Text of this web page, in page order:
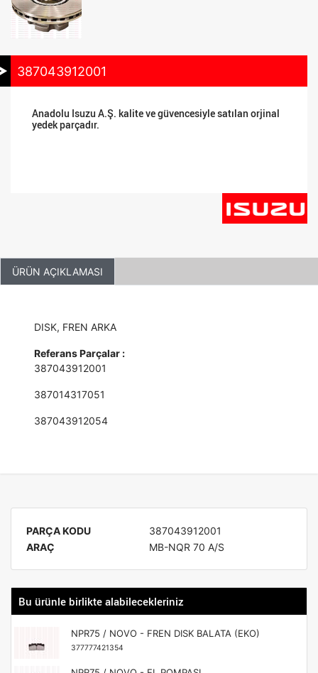
387043912001
Anadolu Isuzu A.Ş. kalite ve güvencesiyle satılan orjinal
yedek parçadır.
ÜRÜN AÇIKLAMASI
DISK, FREN ARKA
Referans Parçalar :
387043912001
387014317051
387043912054
PARÇA KODU
387043912001
ARAÇ
MB-NQR 70 A/S
Bu ürünle birlikte alabilecekleriniz
NPR75 / NOVO - FREN DISK BALATA (EKO)
377777421354